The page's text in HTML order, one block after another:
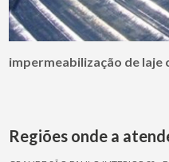
impermeabilização de laje
Regiões onde a